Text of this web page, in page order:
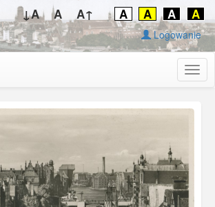
↓A A A↑ A A A A
Logowanie